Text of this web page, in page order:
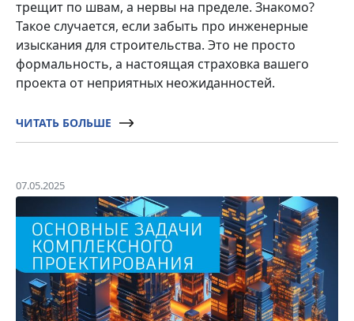
трещит по швам, а нервы на пределе. Знакомо?
Такое случается, если забыть про инженерные
изыскания для строительства. Это не просто
формальность, а настоящая страховка вашего
проекта от неприятных неожиданностей.
ЧИТАТЬ БОЛЬШЕ
07.05.2025